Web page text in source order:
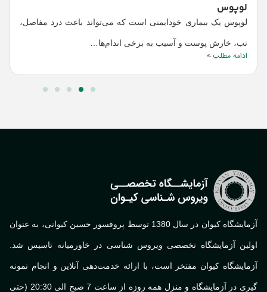
لوپوس
لوپوس یک بیماری خودایمنی است که می‌تواند باعث درد مفاصل،
تب، خارش پوست و آسیب به برخی اندام‌ها…
ادامه مطلب
آزمایشگاه کیوان در سال 1380 توسط پروفسور حسین کیوانی، به عنوان
آزمایشگاه تخصصی ویروس شناسی در خاورمیانه تاسیس شد.
کیوان مفتخر است، با ارائه خدمت‌دهی آنلاین و انجام نمونه
گیری در آزمایشگاه و منزل همه روزه از ساعت 7 صبح الی 20:30 (حتی